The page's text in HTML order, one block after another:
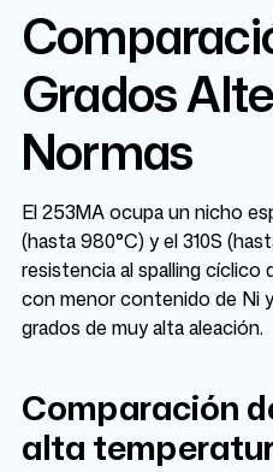
Grados
Normas
El 253MA ocupa un nicho
(hasta 980°C) y el 310S
resistencia al spalling cíclico
con menor contenido de Ni
grados de muy alta aleación.
Comparación
alta